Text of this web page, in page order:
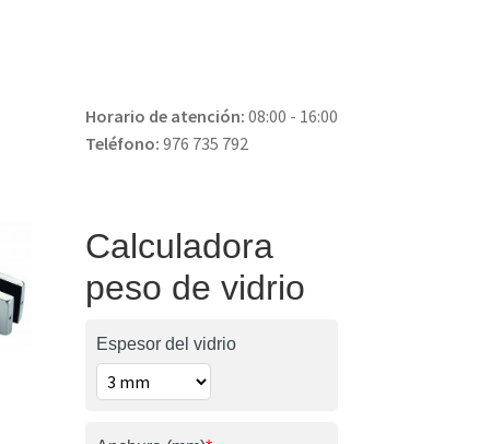
Horario de atención: 08:00 - 16:00
Teléfono: 976 735 792
Calculadora
peso de vidrio
Espesor del vidrio